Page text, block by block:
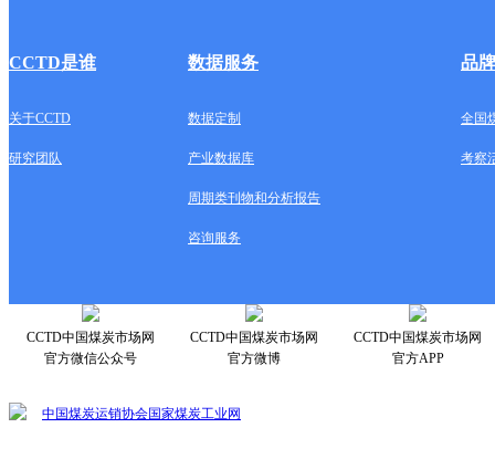
CCTD是谁 数据服务 品
关于CCTD 数据定制 全国
研究团队 产业数据库 考察
周期类刊物和分析报告
咨询服务
CCTD中国煤炭市场网
官方微信公众号
CCTD中国煤炭市场网
官方微博
CCTD中国煤炭市场网
官方APP
中国煤炭运销协会国家煤炭工业网